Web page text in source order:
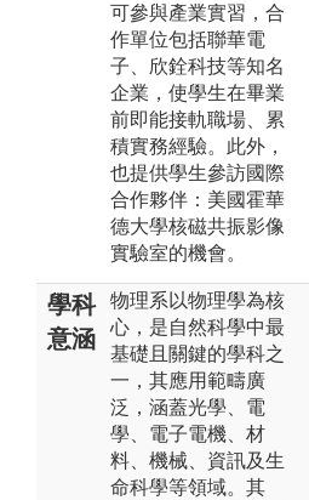
可參與產業實習，合
作單位包括聯華電
子、欣銓科技等知名
企業，使學生在畢業
前即能接軌職場、累
積實務經驗。此外，
也提供學生參訪國際
合作夥伴：美國霍華
德大學核磁共振影像
實驗室的機會。
學科
意涵
物理系以物理學為核
心，是自然科學中最
基礎且關鍵的學科之
一，其應用範疇廣
泛，涵蓋光學、電
學、電子電機、材
料、機械、資訊及生
命科學等領域。其